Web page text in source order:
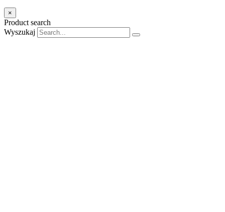
×
Product search
Wyszukaj